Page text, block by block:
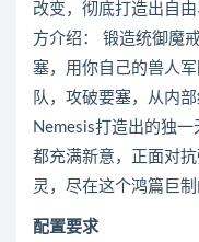
改变，彻底打造出自
方介绍： 锻造统御魔
塞，用你自己的兽人
队，攻破要塞，从内
Nemesis打造出的独
都充满新意，正面对
灵，尽在这个鸿篇巨制
配置要求